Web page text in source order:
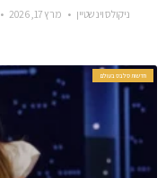
ניקולס וינשטיין מרץ 17, 2026
חדשות סלבס בעולם